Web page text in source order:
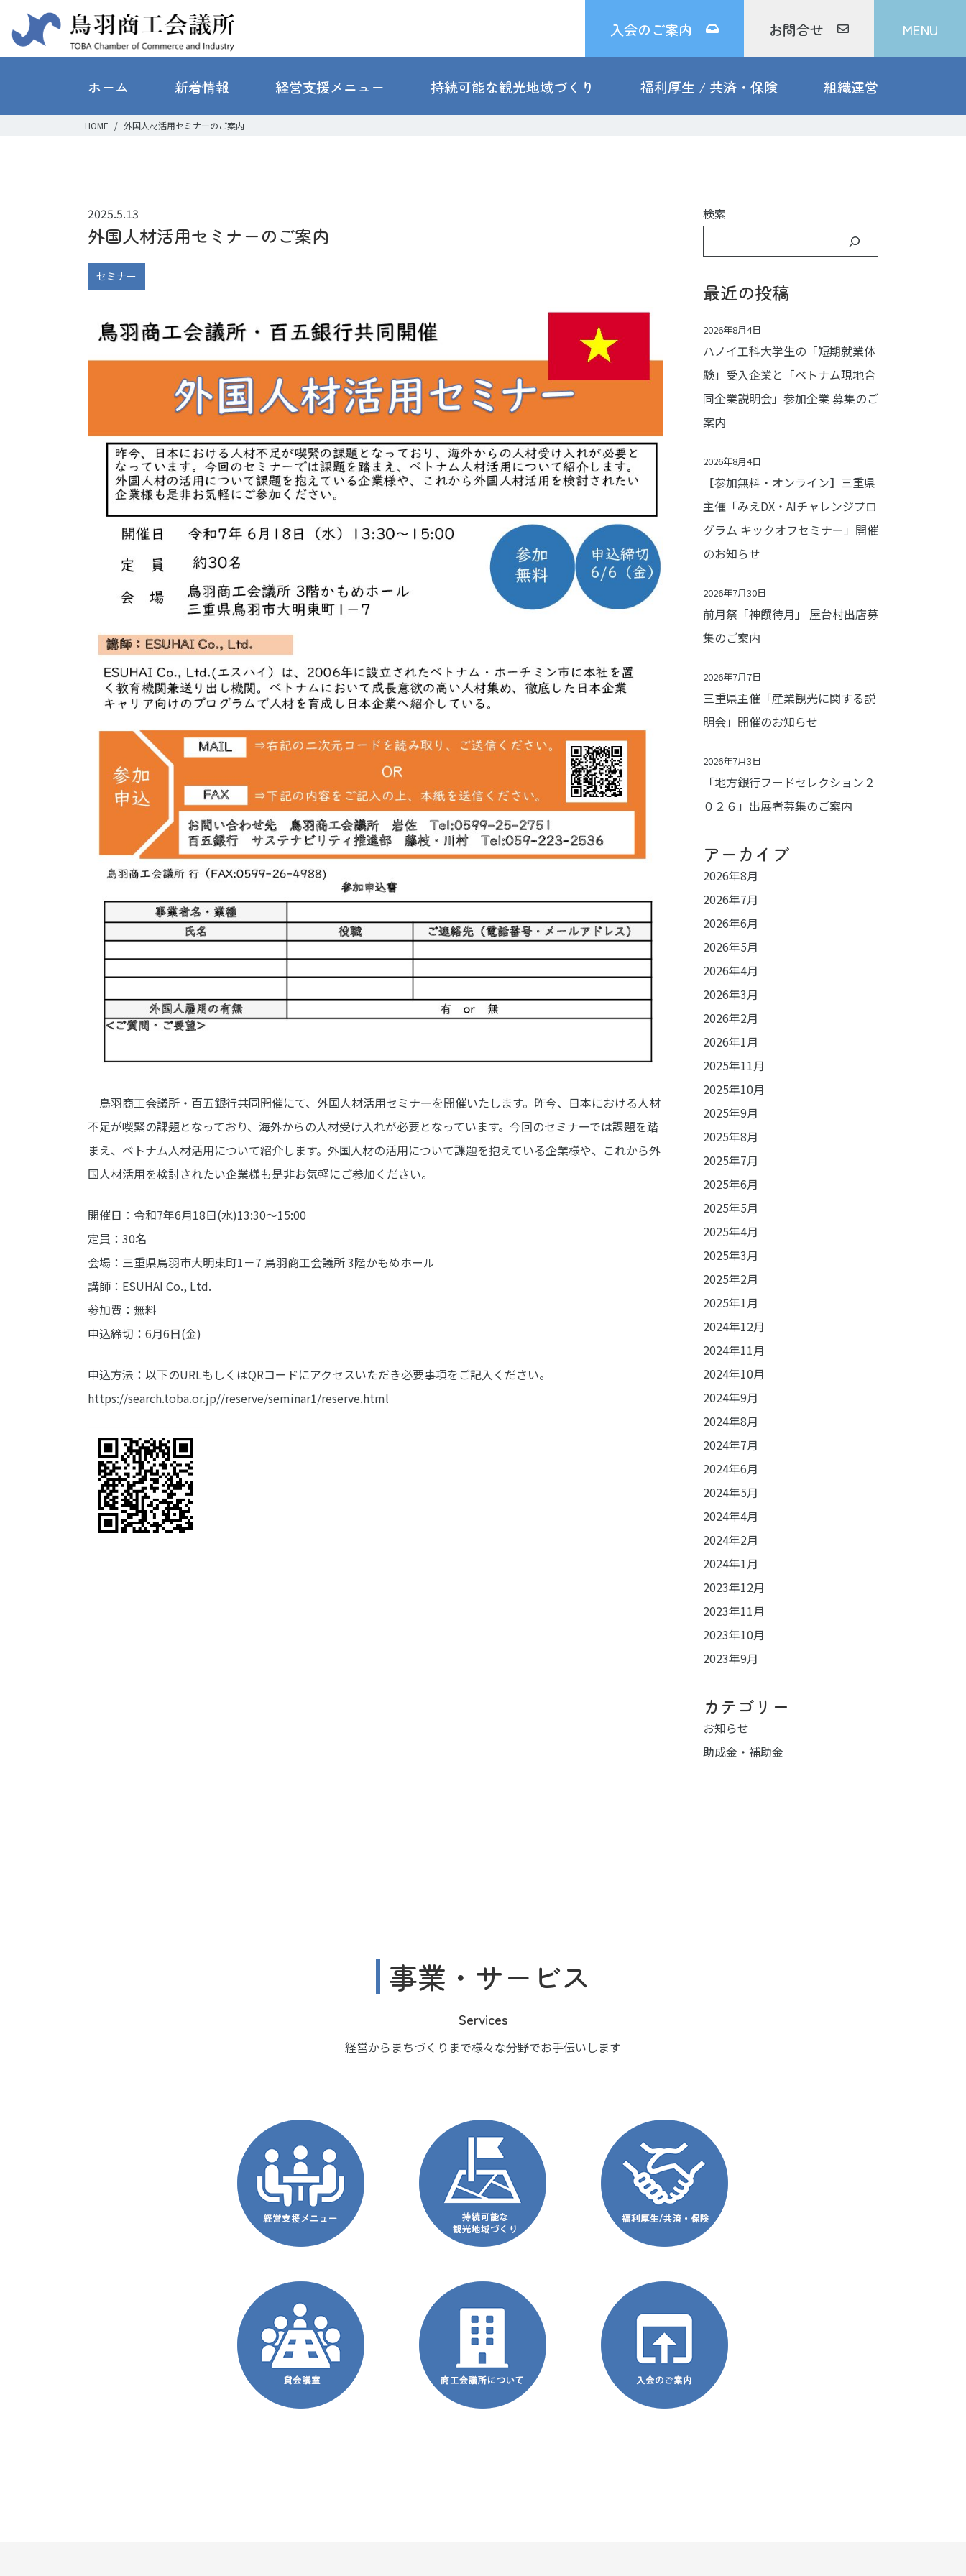
入会のご案内 お問合せ MENU
ホーム 新着情報 経営支援メニュー 持続可能な観光地域づくり 福利厚生 / 共済・保険 組織運営
HOME 外国人材活用セミナーのご案内
2025.5.13
外国人材活用セミナーのご案内
セミナー
鳥羽商工会議所・百五銀行共同開催にて、外国人材活用セミナーを開催いたします。昨今、日本における人材
不足が喫緊の課題となっており、海外からの人材受け入れが必要となっています。今回のセミナーでは課題を踏
まえ、ベトナム人材活用について紹介します。外国人材の活用について課題を抱えている企業様や、これから外
国人材活用を検討されたい企業様も是非お気軽にご参加ください。
開催日：令和7年6月18日(水)13:30～15:00
定員：30名
会場：三重県鳥羽市大明東町1－7 鳥羽商工会議所 3階かもめホール
講師：ESUHAI Co., Ltd.
参加費：無料
申込締切：6月6日(金)
申込方法：以下のURLもしくはQRコードにアクセスいただき必要事項をご記入ください。
https://search.toba.or.jp//reserve/seminar1/reserve.html
検索
最近の投稿
ハノイ工科大学生の「短期就業体
験」受入企業と「ベトナム現地合
同企業説明会」参加企業 募集のご
案内
2026年8月4日
【参加無料・オンライン】三重県
主催「みえDX・AIチャレンジプロ
グラム キックオフセミナー」開催
のお知らせ
2026年8月4日
前月祭「神饌待月」 屋台村出店募
集のご案内
2026年7月30日
三重県主催「産業観光に関する説
明会」開催のお知らせ
2026年7月7日
「地方銀行フードセレクション２
０２６」出展者募集のご案内
2026年7月3日
アーカイブ
2026年8月
2026年7月
2026年6月
2026年5月
2026年4月
2026年3月
2026年2月
2026年1月
2025年11月
2025年10月
2025年9月
2025年8月
2025年7月
2025年6月
2025年5月
2025年4月
2025年3月
2025年2月
2025年1月
2024年12月
2024年11月
2024年10月
2024年9月
2024年8月
2024年7月
2024年6月
2024年5月
2024年4月
2024年2月
2024年1月
2023年12月
2023年11月
2023年10月
2023年9月
カテゴリー
お知らせ
助成金・補助金
事業・サービス
Services
経営からまちづくりまで様々な分野でお手伝いします